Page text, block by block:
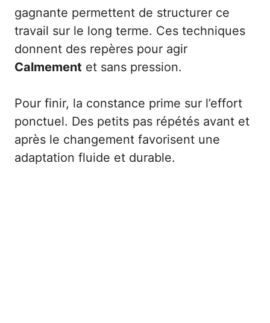
gagnante permettent de structurer ce
travail sur le long terme. Ces techniques
donnent des repères pour agir
Calmement et sans pression.
Pour finir, la constance prime sur l’effort
ponctuel. Des petits pas répétés avant et
après le changement favorisent une
adaptation fluide et durable.